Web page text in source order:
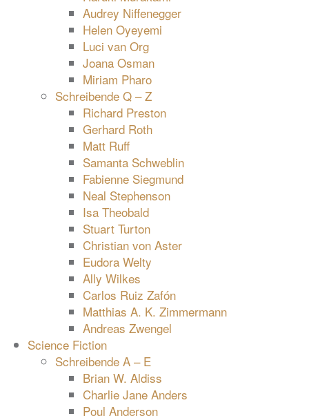
Audrey Niffenegger
Helen Oyeyemi
Luci van Org
Joana Osman
Miriam Pharo
Schreibende Q – Z
Richard Preston
Gerhard Roth
Matt Ruff
Samanta Schweblin
Fabienne Siegmund
Neal Stephenson
Isa Theobald
Stuart Turton
Christian von Aster
Eudora Welty
Ally Wilkes
Carlos Ruiz Zafón
Matthias A. K. Zimmermann
Andreas Zwengel
Science Fiction
Schreibende A – E
Brian W. Aldiss
Charlie Jane Anders
Poul Anderson